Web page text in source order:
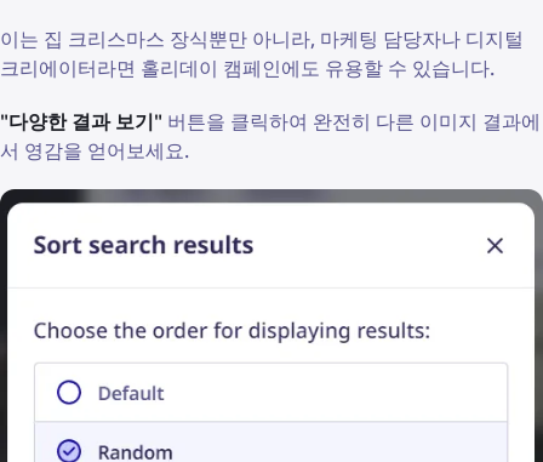
이는 집 크리스마스 장식뿐만 아니라, 마케팅 담당자나 디지털
크리에이터라면 홀리데이 캠페인에도 유용할 수 있습니다.
"다양한 결과 보기" 버튼을 클릭하여 완전히 다른 이미지 결과에
서 영감을 얻어보세요.